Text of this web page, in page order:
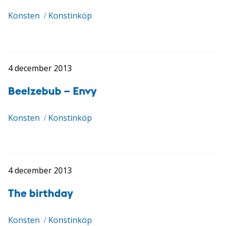
Konsten / Konstinköp
4 december 2013
Beelzebub – Envy
Konsten / Konstinköp
4 december 2013
The birthday
Konsten / Konstinköp